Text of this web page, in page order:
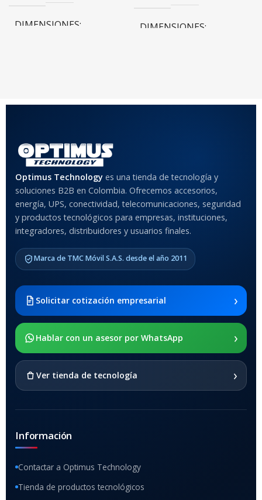
DIMENSIONES DIMENSIONES
Anti-Shock
MODELO DE TABLETS
COMPATIBLES
Samsung Galaxy Tab A8 10.5
2021 SM-x200 / Samsung
x205
SOPORTE DE APOYO
Optimus Technology es una tienda de tecnología y
soluciones B2B en Colombia. Ofrecemos accesorios,
energía, UPS, conectividad, telecomunicaciones, seguridad
y productos tecnológicos para empresas, instituciones,
integradores, distribuidores y usuarios finales.
Marca de TMC Móvil S.A.S. desde el año 2011
Solicitar cotización empresarial ›
Hablar con un asesor por WhatsApp ›
Ver tienda de tecnología ›
Información
Contactar a Optimus Technology
Tienda de productos tecnológicos